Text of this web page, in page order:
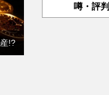
!?
噂・評判